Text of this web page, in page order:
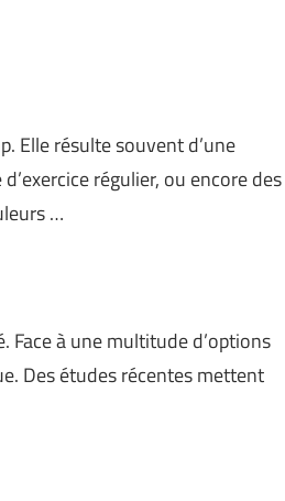
Elle résulte souvent d’une
régulier, ou encore des
…
Face à une multitude d’options
Des études récentes mettent